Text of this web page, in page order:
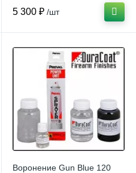
5 300 ₽ /шт
Воронение Gun Blue 120